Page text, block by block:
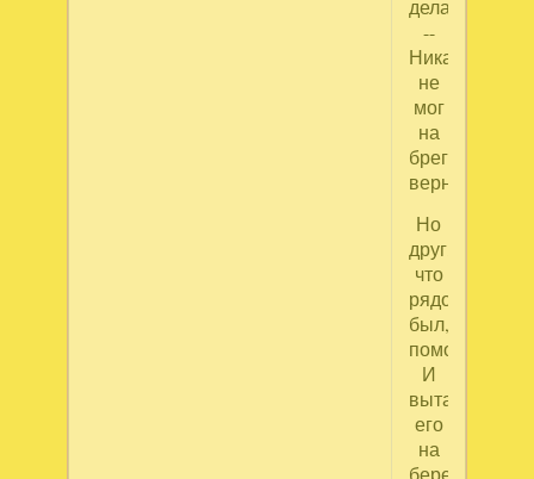
дела
--
Никак
не
мог
на
брег
вернуться.
Но
друг,
что
рядом
был,
помог
И
вытащил
его
на